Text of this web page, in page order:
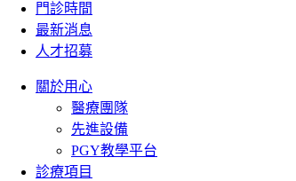
門診時間
最新消息
人才招募
關於用心
醫療團隊
先進設備
PGY教學平台
診療項目